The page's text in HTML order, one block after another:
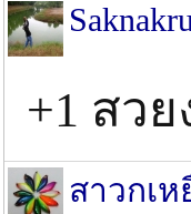
+1 สว
สาวกเ